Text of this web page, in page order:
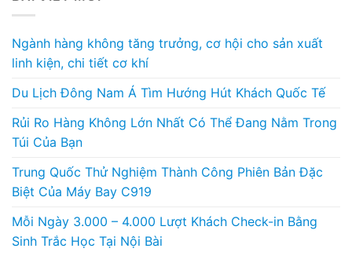
Ngành hàng không tăng trưởng, cơ hội cho sản xuất
linh kiện, chi tiết cơ khí
Du Lịch Đông Nam Á Tìm Hướng Hút Khách Quốc Tế
Rủi Ro Hàng Không Lớn Nhất Có Thể Đang Nằm Trong
Túi Của Bạn
Trung Quốc Thử Nghiệm Thành Công Phiên Bản Đặc
Biệt Của Máy Bay C919
Mỗi Ngày 3.000 – 4.000 Lượt Khách Check-in Bằng
Sinh Trắc Học Tại Nội Bài